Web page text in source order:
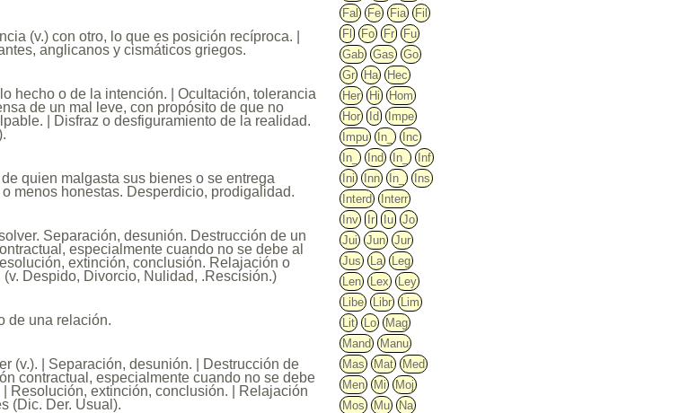
Fal
Fe Fia
Fil
Fl
Fo Fr
Fu
Gab
Gas
Go
Gr
Ha
Hec
Her
Hi
Hom
Hor
Id
Impe
Impu
In_
Inc
In_
Ind In_
Inf
Ini
Inn In_
Ins
Interd
Interr
Inv
Ir Iu
Jo
Jui
Jun
Jur
Jus
La
Leg
Len
Lex
Ley
Libe
Libr
Lim
Lit
Lo
Mag
Mand
Manu
Mas
Mat
Med
Men
Mi
Moj
Mos
Mu
Na
(v.) con otro, lo que es posición recíproca. |
anglicanos y cismáticos griegos.
hecho o de la intención. | Ocultación, tolerancia
de un mal leve, con propósito de que no
| Disfraz o desfiguramiento de la realidad.
quien malgasta sus bienes o se entrega
menos honestas. Desperdicio, prodigalidad.
Separación, desunión. Destrucción de un
especialmente cuando no se debe al
extinción, conclusión. Relajación o
Despido, Divorcio, Nulidad, .Rescisión.)
de una relación.
(v.). | Separación, desunión. | Destrucción de
contractual, especialmente cuando no se debe
Resolución, extinción, conclusión. | Relajación
(Dic. Der. Usual).